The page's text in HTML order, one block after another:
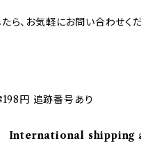
ら、お気軽にお問い合わせくだ
198円 追跡番号あり
International shipping